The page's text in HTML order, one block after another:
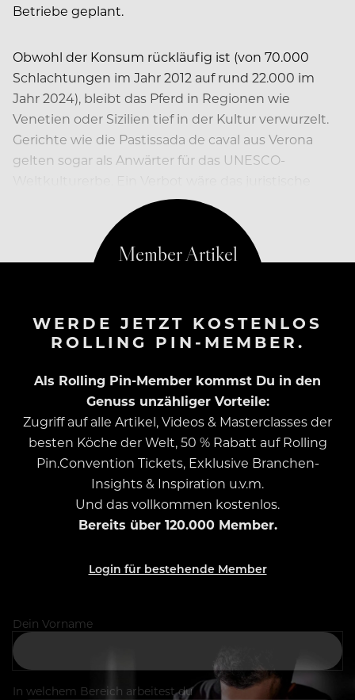
Betriebe geplant.
Obwohl der Konsum rückläufig ist (von 70.000
Schlachtungen im Jahr 2012 auf rund 22.000 im
Jahr 2024), bleibt das Pferd in Regionen wie
Venetien oder Sizilien tief in der Kultur verwurzelt.
Gerichte wie die Pastissada de caval aus Verona
gelten sogar als Anwärter für das UNESCO-
Todesurteil für diese Traditionen.
WERDE JETZT KOSTENLOS
ROLLING PIN-MEMBER.
Als Rolling Pin-Member kommst Du in den
Genuss unzähliger Vorteile:
Zugriff auf alle Artikel, Videos & Masterclasses der
besten Köche der Welt, 50 % Rabatt auf Rolling
Pin.Convention Tickets, Exklusive Branchen-
Insights & Inspiration u.v.m.
Und das vollkommen kostenlos.
Bereits über 120.000 Member.
Login für bestehende Member
Dein Vorname
In welchem Bereich arbeitest du